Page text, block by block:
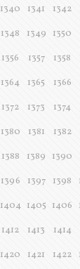
1340 1341 1342
1348 1349 1350
1356 1357 1358
1364 1365 1366
1372 1373 1374
1380 1381 1382
1388 1389 1390
1396 1397 1398
1404 1405 1406
1412 1413 1414
1420 1421 1422